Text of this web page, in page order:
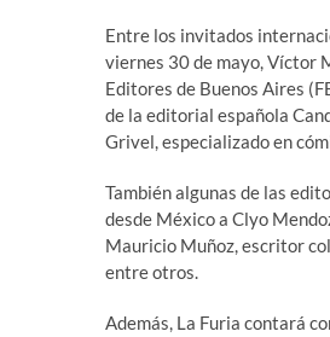
Entre los invitados
viernes 30 de mayo, Víctor
Editores de Buenos Aires
de la editorial española
Grivel, especializado en
También algunas de las
desde México a Clyo
Mauricio Muñoz, escritor
entre otros.
Además, La Furia contará